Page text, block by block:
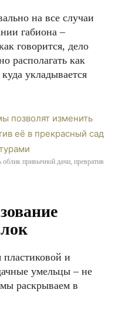
на все случаи
габиона –
говорится, дело
располагать как
укладывается
облик привычной дачи, превратив
пластиковой и
умельцы – не
раскрываем в